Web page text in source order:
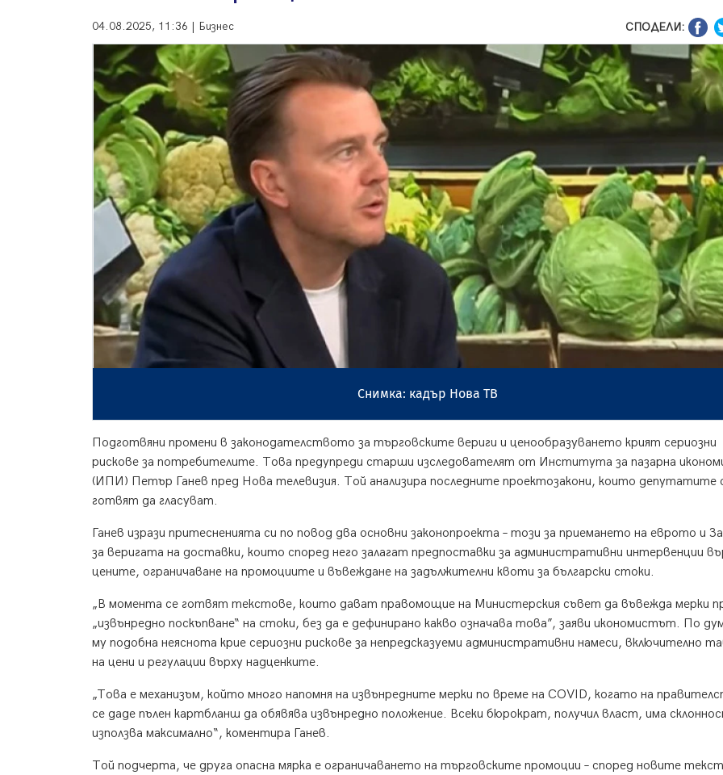
04.08.2025, 11:36 | Бизнес СПОДЕЛИ:
Снимка: кадър Нова ТВ
Подготвяни промени в законодателството за търговските вериги и ценообразуването крият сериозни
рискове за потребителите. Това предупреди старши изследователят от Института за пазарна
(ИПИ) Петър Ганев пред Нова телевизия. Той анализира последните проектозакони, които депутатите
готвят да гласуват.
Ганев изрази притесненията си по повод два основни законопроекта – този за приемането на еврото и
за веригата на доставки, които според него залагат предпоставки за административни интервенции
цените, ограничаване на промоциите и въвеждане на задължителни квоти за български стоки.
„В момента се готвят текстове, които дават правомощие на Министерския съвет да въвежда мерки
„извънредно поскъпване“ на стоки, без да е дефинирано какво означава това”, заяви икономистът. По
му подобна неяснота крие сериозни рискове за непредсказуеми административни намеси, включително
на цени и регулации върху надценките.
„Това е механизъм, който много напомня на извънредните мерки по време на COVID, когато на
се даде пълен картбланш да обявява извънредно положение. Всеки бюрократ, получил власт, има
използва максимално“, коментира Ганев.
Той подчерта, че друга опасна мярка е ограничаването на търговските промоции – според новите